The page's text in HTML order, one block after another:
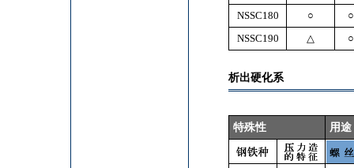
NSSC180
○
○
NSSC190
△ ○
析出硬化系
特殊性 用途